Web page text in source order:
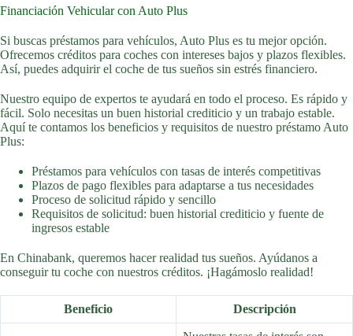
Financiación Vehicular con Auto Plus
Si buscas préstamos para vehículos, Auto Plus es tu mejor opción.
Ofrecemos créditos para coches con intereses bajos y plazos flexibles.
Así, puedes adquirir el coche de tus sueños sin estrés financiero.
Nuestro equipo de expertos te ayudará en todo el proceso. Es rápido y
fácil. Solo necesitas un buen historial crediticio y un trabajo estable.
Aquí te contamos los beneficios y requisitos de nuestro préstamo Auto
Plus:
Préstamos para vehículos con tasas de interés competitivas
Plazos de pago flexibles para adaptarse a tus necesidades
Proceso de solicitud rápido y sencillo
Requisitos de solicitud: buen historial crediticio y fuente de
ingresos estable
En Chinabank, queremos hacer realidad tus sueños. Ayúdanos a
conseguir tu coche con nuestros créditos. ¡Hagámoslo realidad!
Beneficio Descripción